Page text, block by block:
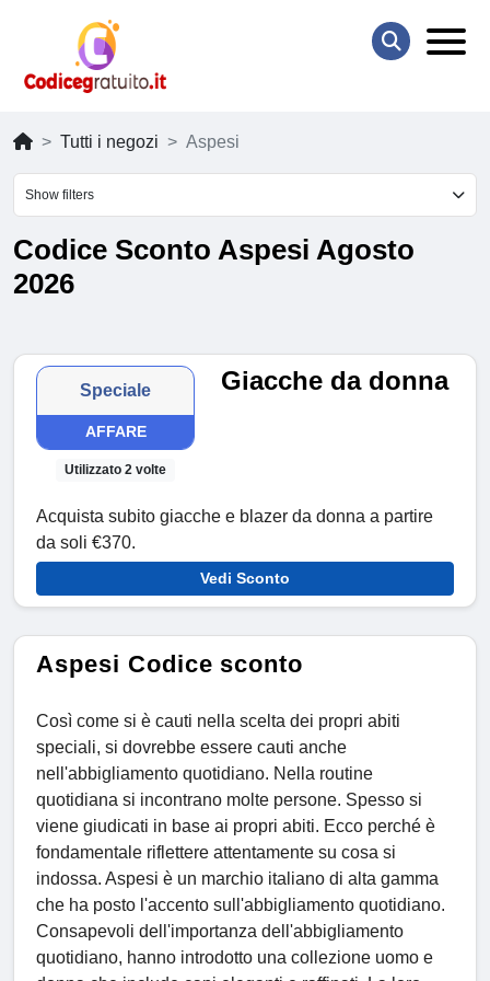
Tutti i negozi Aspesi
Show filters
Codice Sconto Aspesi Agosto
2026
Speciale
AFFARE
Utilizzato 2 volte
Giacche da donna
Acquista subito giacche e blazer da donna a partire
da soli €370.
Vedi Sconto
Aspesi Codice sconto
Così come si è cauti nella scelta dei propri abiti
speciali, si dovrebbe essere cauti anche
nell'abbigliamento quotidiano. Nella routine
quotidiana si incontrano molte persone. Spesso si
viene giudicati in base ai propri abiti. Ecco perché è
fondamentale riflettere attentamente su cosa si
indossa. Aspesi è un marchio italiano di alta gamma
che ha posto l'accento sull'abbigliamento quotidiano.
Consapevoli dell'importanza dell'abbigliamento
quotidiano, hanno introdotto una collezione uomo e